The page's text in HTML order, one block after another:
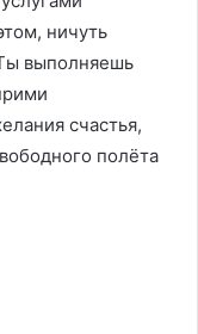
ничуть
выполняешь
счастья,
полёта